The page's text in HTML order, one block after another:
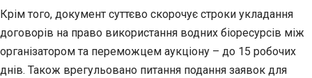
Крім того, документ суттєво скорочує строки укладання
договорів на право використання водних біоресурсів між
організатором та переможцем аукціону – до 15 робочих
днів. Також врегульовано питання подання заявок для